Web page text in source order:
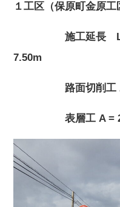
１工区（保原町金原工
施工延長 L =
7.50m
路面切削工 A =
表層工 A =